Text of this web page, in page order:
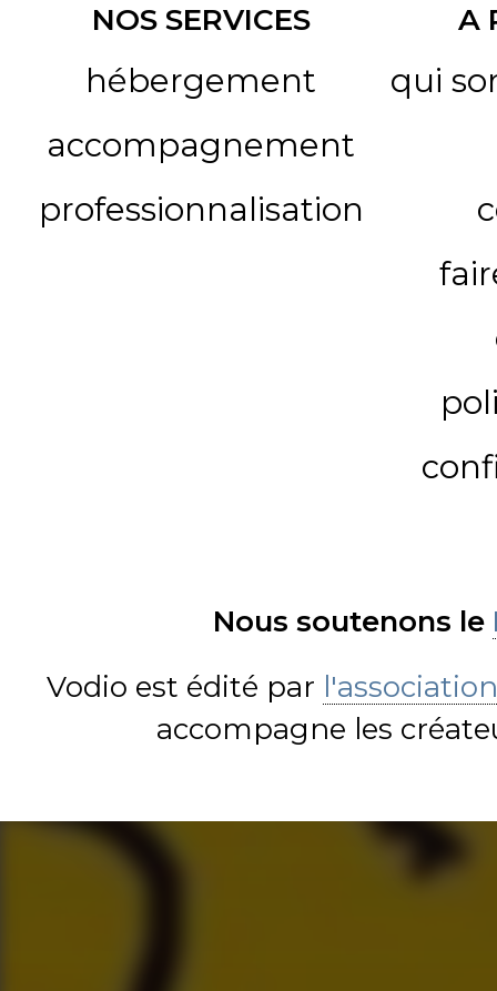
NOS SERVICES
hébergement
accompagnement
professionnalisation
A
qui